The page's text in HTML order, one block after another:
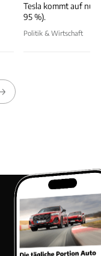
Tesla kommt auf nur
95 %).
Politik & Wirtschaft